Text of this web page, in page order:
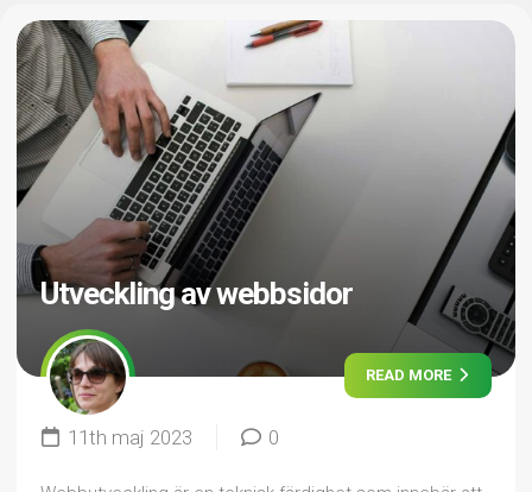
Utveckling av webbsidor
READ MORE
11th maj 2023 0